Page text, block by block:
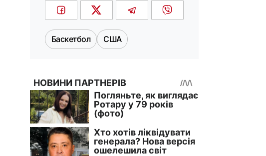
Баскетбол США